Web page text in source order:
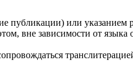
публикации) или указанием
вне зависимости от языка